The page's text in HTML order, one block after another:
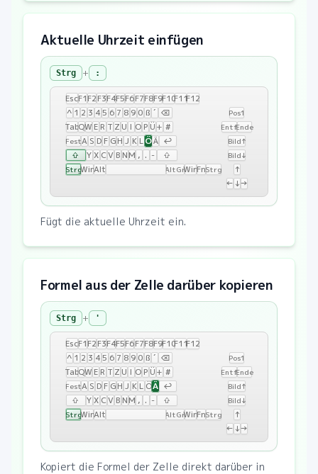
Aktuelle Uhrzeit einfügen
Strg + :
EscF1F2F3F4F5F6F7F8F9F10F11F12
^ 1 2 3 4 5 6 7 8 9 0 ß ´ ⌫
TabQWE R T Z U I OP Ü+ #
FestA S D F GH J K LÖÄ ↩
⇧
Y X CVBNM , . - ⇧
StrgWinAlt AltGrWinFnStrg
Pos1
EntfEnde
Bild↑
Bild↓
↑
← ↓→
Fügt die aktuelle Uhrzeit ein.
Formel aus der Zelle darüber kopieren
Strg + '
EscF1F2F3F4F5F6F7F8F9F10F11F12
^ 1 2 3 4 5 6 7 8 9 0 ß ´ ⌫
TabQWE R T Z U I OP Ü+ #
FestA S D F GH J K L ÖÄ ↩
⇧
Y X CVBNM , . - ⇧
StrgWinAlt AltGrWinFnStrg
Pos1
EntfEnde
Bild↑
Bild↓
↑
← ↓→
Kopiert die Formel der Zelle direkt darüber in